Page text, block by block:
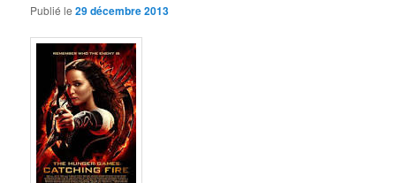
Publié le29 décembre 2013